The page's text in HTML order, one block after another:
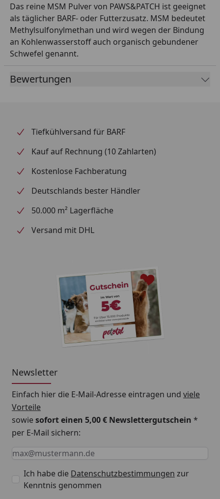
Das reine MSM Pulver von PAWS&PATCH ist geeignet
als täglicher BARF- oder Futterzusatz. MSM bedeutet
Methylsulfonylmethan und wird wegen der Bindung
an Kohlenwasserstoff auch organisch gebundener
Schwefel genannt.
Bewertungen
Tiefkühlversand für BARF
Kauf auf Rechnung (10 Zahlarten)
Kostenlose Fachberatung
Deutschlands bester Händler
50.000 m² Lagerfläche
Versand mit DHL
Newsletter
Einfach hier die E-Mail-Adresse eintragen und viele
Vorteile
sowiesofort einen 5,00 € Newslettergutschein *
per E-Mail sichern:
Keine Eingabe erforderlich
Eingabe erforderlich
E-Mail *
Ich habe die Datenschutzbestimmungen zur
Kenntnis genommen